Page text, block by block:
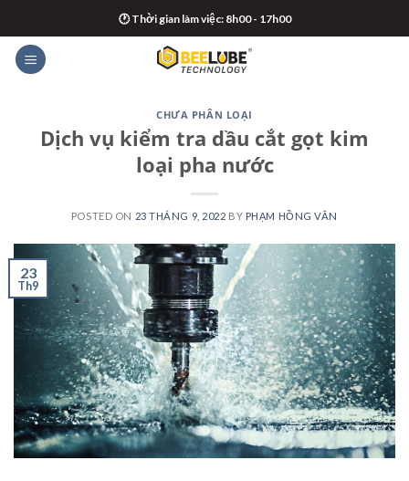
to
content
🕐 Thời gian làm việc: 8h00 - 17h00
CHƯA PHÂN LOẠI
Dịch vụ kiểm tra dầu cắt gọt kim
loại pha nước
POSTED ON 23 THÁNG 9, 2022 BY PHẠM HỒNG VÂN
23
Th9